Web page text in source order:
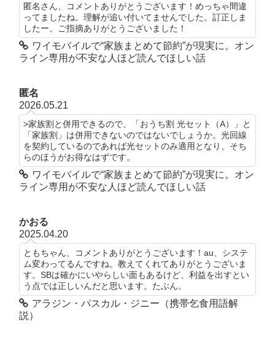
匿名さん、コメントありがとうございます！めっちゃ間違
ってましたね。理解が追い付いてませんでした。訂正しま
したー。ご指摘ありがとうございました！
ワイモバイルで“家族まとめて節約”が現実に。オン
ライン専用が不安な人ほど読んでほしい話
匿名
2026.05.21
>家族割と併用できるので、「おうち割 光セット（A）」と
「家族割」は併用できないのではないでしょうか。光回線
を契約しているのであれば光セットのみ適用となり、そち
らのほうがお得なはずです。
ワイモバイルで“家族まとめて節約”が現実に。オン
ライン専用が不安な人ほど読んでほしい話
かおる
2025.04.20
ともちゃん、コメントありがとうございます！au、システ
ム変わってるんですね。教えてくれてありがとうございま
す。SBは確かにいやらしい面もあるけど、利益を出すとい
う点では正しいんだと思います。たぶん。
アラジン・パスカル・ジニー（携帯乞食用語解
説）